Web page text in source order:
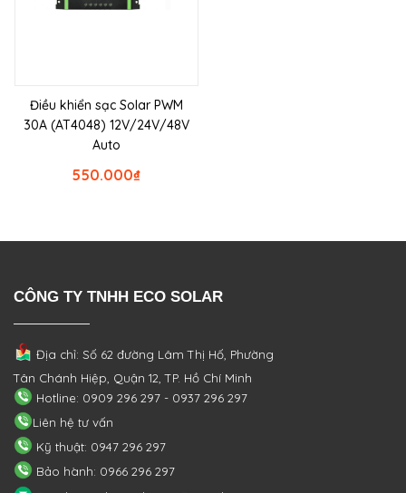
Điều khiển sạc Solar PWM
30A (AT4048) 12V/24V/48V
Auto
₫
550.000
CÔNG TY TNHH ECO SOLAR
Địa chỉ: Số 62 đường Lâm Thị Hố, Phường
Tân Chánh Hiệp, Quận 12, TP. Hồ Chí Minh
Hotline: 0909 296 297 - 0937 296 297
Liên hệ tư vấn
Kỹ thuật: 0947 296 297
Bảo hành: 0966 296 297